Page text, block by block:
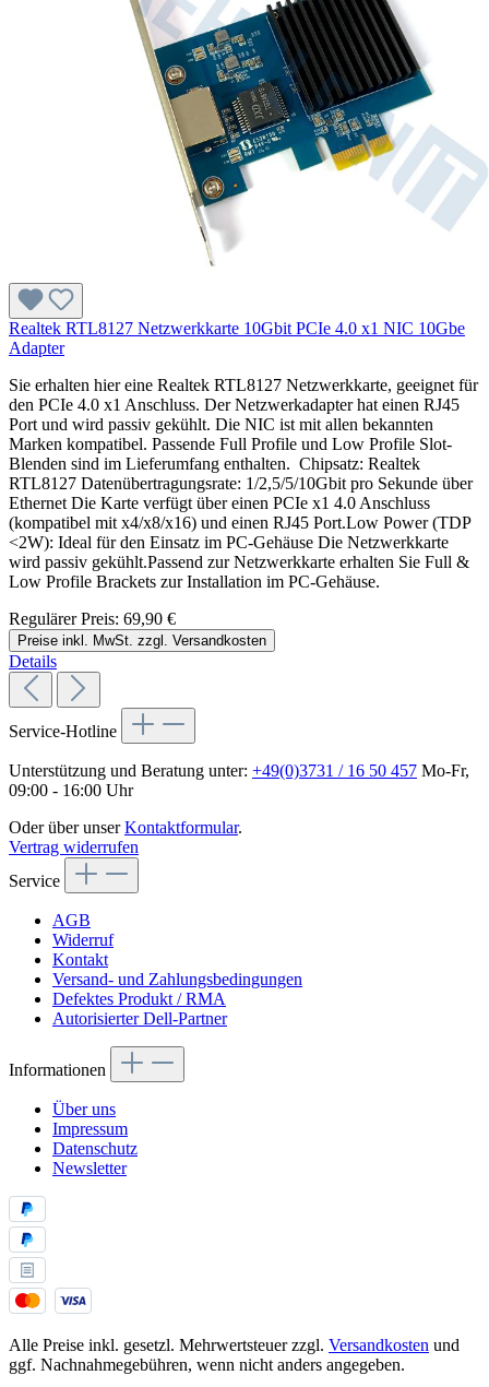
Realtek RTL8127 Netzwerkkarte 10Gbit PCIe 4.0 x1 NIC 10Gbe
Adapter
Sie erhalten hier eine Realtek RTL8127 Netzwerkkarte, geeignet für
den PCIe 4.0 x1 Anschluss. Der Netzwerkadapter hat einen RJ45
Port und wird passiv gekühlt. Die NIC ist mit allen bekannten
Marken kompatibel. Passende Full Profile und Low Profile Slot-
Blenden sind im Lieferumfang enthalten. Chipsatz: Realtek
RTL8127 Datenübertragungsrate: 1/2,5/5/10Gbit pro Sekunde über
Ethernet Die Karte verfügt über einen PCIe x1 4.0 Anschluss
(kompatibel mit x4/x8/x16) und einen RJ45 Port.Low Power (TDP
<2W): Ideal für den Einsatz im PC-Gehäuse Die Netzwerkkarte
wird passiv gekühlt.Passend zur Netzwerkkarte erhalten Sie Full &
Low Profile Brackets zur Installation im PC-Gehäuse.
Regulärer Preis: 69,90 €
Preise inkl. MwSt. zzgl. Versandkosten
Details
Service-Hotline
Unterstützung und Beratung unter: +49(0)3731 / 16 50 457 Mo-Fr,
09:00 - 16:00 Uhr
Oder über unserKontaktformular.
Vertrag widerrufen
Service
AGB
Widerruf
Kontakt
Versand- und Zahlungsbedingungen
Defektes Produkt / RMA
Autorisierter Dell-Partner
Informationen
Über uns
Impressum
Datenschutz
Newsletter
Alle Preise inkl. gesetzl. Mehrwertsteuer zzgl. Versandkosten und
ggf. Nachnahmegebühren, wenn nicht anders angegeben.